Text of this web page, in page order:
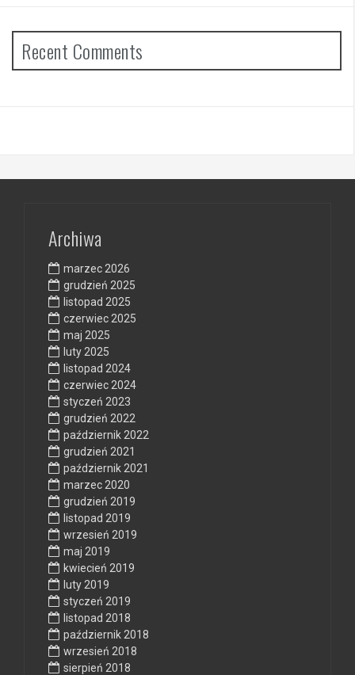
Recent Comments
Archiwa
marzec 2026
grudzień 2025
listopad 2025
czerwiec 2025
maj 2025
luty 2025
listopad 2024
czerwiec 2024
styczeń 2023
grudzień 2022
październik 2022
grudzień 2021
październik 2021
marzec 2020
grudzień 2019
listopad 2019
wrzesień 2019
maj 2019
kwiecień 2019
luty 2019
styczeń 2019
listopad 2018
październik 2018
wrzesień 2018
sierpień 2018